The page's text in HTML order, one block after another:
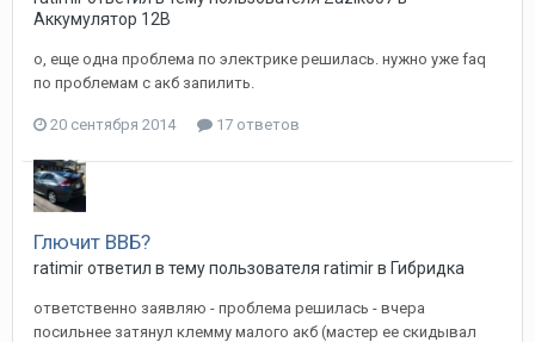
Аккумулятор 12В
о, еще одна проблема по электрике решилась. нужно уже faq
по проблемам с акб запилить.
20 сентября 2014 17 ответов
Глючит ВВБ?
ratimirответил в тему пользователя ratimirв Гибридка
ответственно заявляю - проблема решилась - вчера
посильнее затянул клемму малого акб (мастер ее скидывал